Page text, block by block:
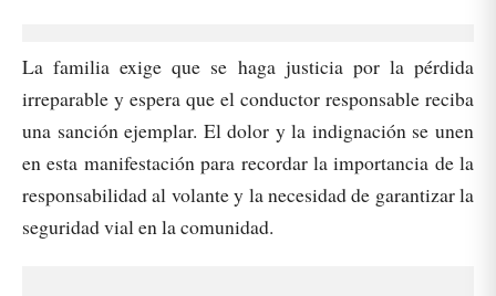
La familia exige que se haga justicia por la pérdida
irreparable y espera que el conductor responsable reciba
una sanción ejemplar. El dolor y la indignación se unen
en esta manifestación para recordar la importancia de la
responsabilidad al volante y la necesidad de garantizar la
seguridad vial en la comunidad.